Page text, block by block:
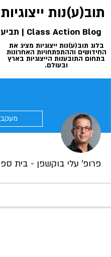
תוב(ע)נות ייצוגיות
בלוג תוב(ע)נות ייצוגיות מציג את
החידושים וההתפתחויות האחרונות
בתחום התובענות הייצוגיות בארץ
ובעולם.
Class Action Blog | תביעות ייצוגיות
מעקב